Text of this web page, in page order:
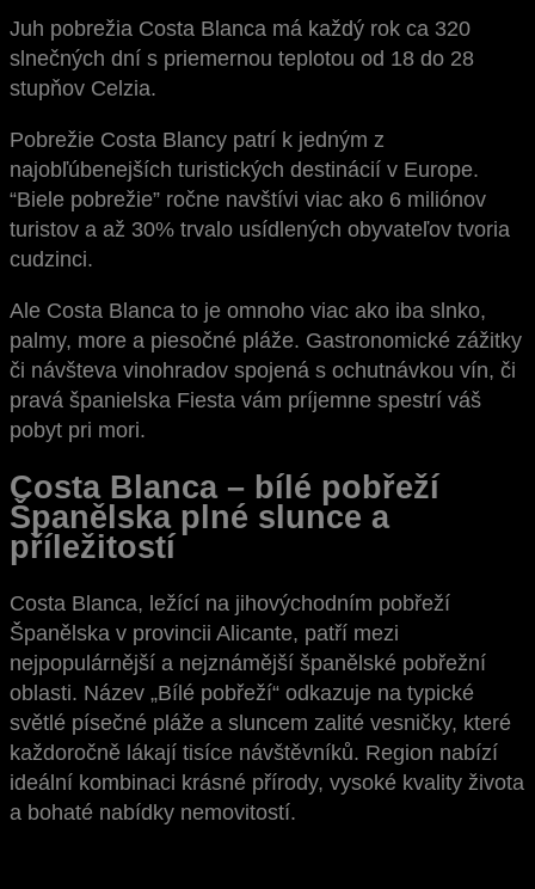
Juh pobrežia Costa Blanca má každý rok ca 320
slnečných dní s priemernou teplotou od 18 do 28
stupňov Celzia.
Pobrežie Costa Blancy patrí k jedným z
najobľúbenejších turistických destinácií v Europe.
“Biele pobrežie” ročne navštívi viac ako 6 miliónov
turistov a až 30% trvalo usídlených obyvateľov tvoria
cudzinci.
Ale Costa Blanca to je omnoho viac ako iba slnko,
palmy, more a piesočné pláže. Gastronomické zážitky
či návšteva vinohradov spojená s ochutnávkou vín, či
pravá španielska Fiesta vám príjemne spestrí váš
pobyt pri mori.
Costa Blanca – bílé pobřeží
Španělska plné slunce a
příležitostí
Costa Blanca, ležící na jihovýchodním pobřeží
Španělska v provincii Alicante, patří mezi
nejpopulárnější a nejznámější španělské pobřežní
oblasti. Název „Bílé pobřeží“ odkazuje na typické
světlé písečné pláže a sluncem zalité vesničky, které
každoročně lákají tisíce návštěvníků. Region nabízí
ideální kombinaci krásné přírody, vysoké kvality života
a bohaté nabídky nemovitostí.